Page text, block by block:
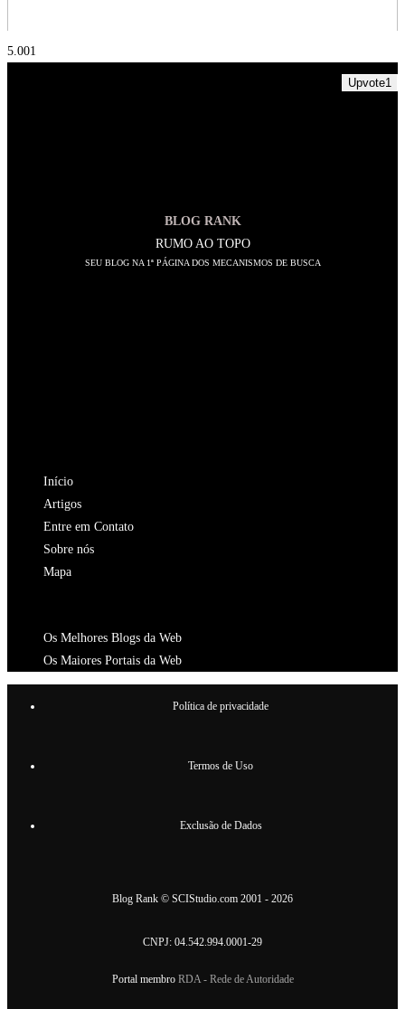
5.001
Upvote1
BLOG RANK
RUMO AO TOPO
SEU BLOG NA 1ª PÁGINA DOS MECANISMOS DE BUSCA
aba
nova
aba
Início
Artigos
Entre em Contato
Sobre nós
Mapa
Os Melhores Blogs da Web
Os Maiores Portais da Web
Política de privacidade
Termos de Uso
Exclusão de Dados
Blog Rank © SCIStudio.com 2001 - 2026
CNPJ: 04.542.994.0001-29
Portal membro RDA - Rede de Autoridade